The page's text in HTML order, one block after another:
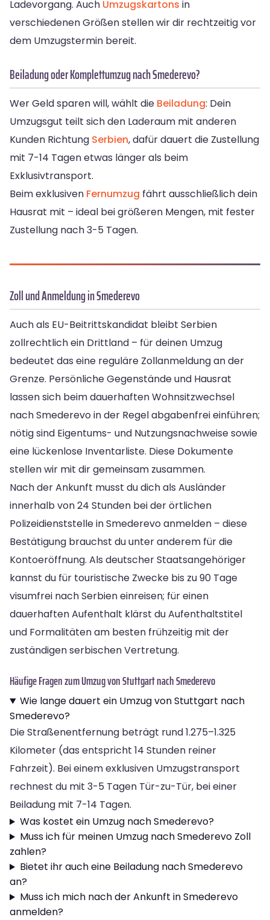
Ladevorgang. Auch Umzugskartons in
verschiedenen Größen stellen wir dir rechtzeitig vor
dem Umzugstermin bereit.
Beiladung oder Komplettumzug nach Smederevo?
Wer Geld sparen will, wählt die Beiladung: Dein
Umzugsgut teilt sich den Laderaum mit anderen
Kunden Richtung Serbien, dafür dauert die Zustellung
mit 7-14 Tagen etwas länger als beim
Exklusivtransport.
Beim exklusiven Fernumzug fährt ausschließlich dein
Hausrat mit – ideal bei größeren Mengen, mit fester
Zustellung nach 3-5 Tagen.
Zoll und Anmeldung in Smederevo
Auch als EU-Beitrittskandidat bleibt Serbien
zollrechtlich ein Drittland – für deinen Umzug
bedeutet das eine reguläre Zollanmeldung an der
Grenze. Persönliche Gegenstände und Hausrat
lassen sich beim dauerhaften Wohnsitzwechsel
nach Smederevo in der Regel abgabenfrei einführen;
nötig sind Eigentums- und Nutzungsnachweise sowie
eine lückenlose Inventarliste. Diese Dokumente
stellen wir mit dir gemeinsam zusammen.
Nach der Ankunft musst du dich als Ausländer
innerhalb von 24 Stunden bei der örtlichen
Polizeidienststelle in Smederevo anmelden – diese
Bestätigung brauchst du unter anderem für die
Kontoeröffnung. Als deutscher Staatsangehöriger
kannst du für touristische Zwecke bis zu 90 Tage
visumfrei nach Serbien einreisen; für einen
dauerhaften Aufenthalt klärst du Aufenthaltstitel
und Formalitäten am besten frühzeitig mit der
zuständigen serbischen Vertretung.
Häufige Fragen zum Umzug von Stuttgart nach Smederevo
Wie lange dauert ein Umzug von Stuttgart nach
Smederevo?
Die Straßenentfernung beträgt rund 1.275–1.325
Kilometer (das entspricht 14 Stunden reiner
Fahrzeit). Bei einem exklusiven Umzugstransport
rechnest du mit 3-5 Tagen Tür-zu-Tür, bei einer
Beiladung mit 7-14 Tagen.
Was kostet ein Umzug nach Smederevo?
Muss ich für meinen Umzug nach Smederevo Zoll
zahlen?
Bietet ihr auch eine Beiladung nach Smederevo
an?
Muss ich mich nach der Ankunft in Smederevo
anmelden?